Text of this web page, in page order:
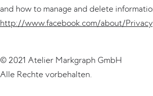
and how to manage and delete
http://www.facebook.com/about/Privacy
© 2021 Atelier Markgraph GmbH
Alle Rechte vorbehalten.